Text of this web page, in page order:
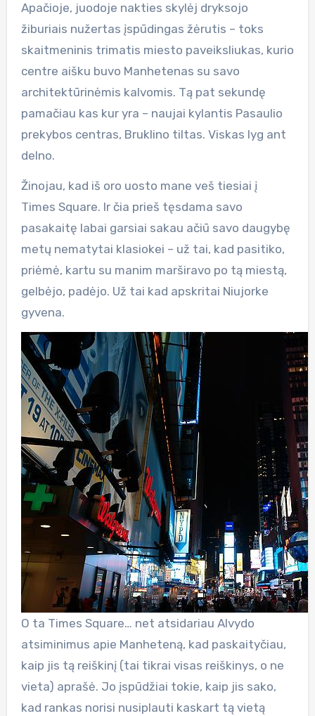
Apačioje, juodoje nakties skylėj dryksojo
žiburiais nužertas įspūdingas žėrutis – toks
skaitmeninis trimatis miesto paveiksliukas, kurio
centre aišku buvo Manhetenas su savo
architektūrinėmis kalvomis. Tą pat sekundę
pamačiau kas kur yra – naujai kylantis Pasaulio
prekybos centras, Bruklino tiltas. Viskas lyg ant
delno.
Žinojau, kad iš oro uosto mane veš tiesiai į
Times Square. Ir čia prieš tęsdama savo
pasakaitę labai garsiai sakau ačiū savo daugybę
metų nematytai klasiokei – už tai, kad pasitiko,
priėmė, kartu su manim marširavo po tą miestą,
gelbėjo, padėjo. Už tai kad apskritai Niujorke
gyvena.
O ta Times Square… net atsidariau Alvydo
atsiminimus apie Manheteną, kad paskaityčiau,
kaip jis tą reiškinį (tai tikrai visas reiškinys, o ne
vieta) aprašė. Jo įspūdžiai tokie, kaip jis sako,
kad rankas norisi nusiplauti kaskart tą vietą